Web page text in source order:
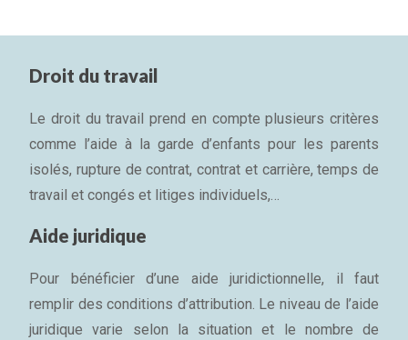
Droit du travail
Le droit du travail prend en compte plusieurs critères
comme l’aide à la garde d’enfants pour les parents
isolés, rupture de contrat, contrat et carrière, temps de
travail et congés et litiges individuels,…
Aide juridique
Pour bénéficier d’une aide juridictionnelle, il faut
remplir des conditions d’attribution. Le niveau de l’aide
juridique varie selon la situation et le nombre de